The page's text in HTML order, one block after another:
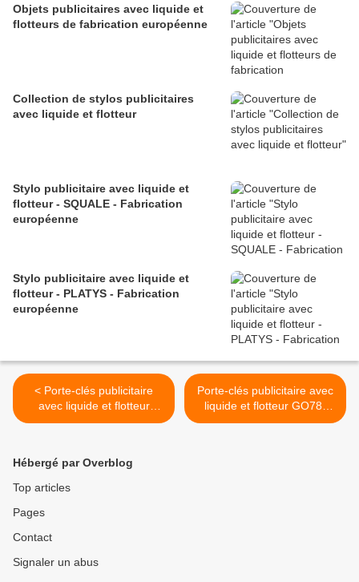
Objets publicitaires avec liquide et
flotteurs de fabrication européenne
Collection de stylos publicitaires
avec liquide et flotteur
Stylo publicitaire avec liquide et
flotteur - SQUALE - Fabrication
européenne
Stylo publicitaire avec liquide et
flotteur - PLATYS - Fabrication
européenne
< Porte-clés publicitaire
avec liquide et flotteur
FO78-11644 de fabrication
Porte-clés publicitaire avec
liquide et flotteur GO78-
11604 de fabrication
Hébergé par Overblog
Top articles
Pages
Contact
Signaler un abus